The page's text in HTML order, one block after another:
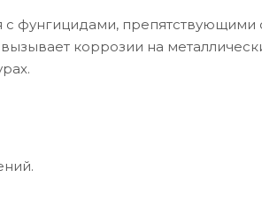
фунгицидами,
коррозии на